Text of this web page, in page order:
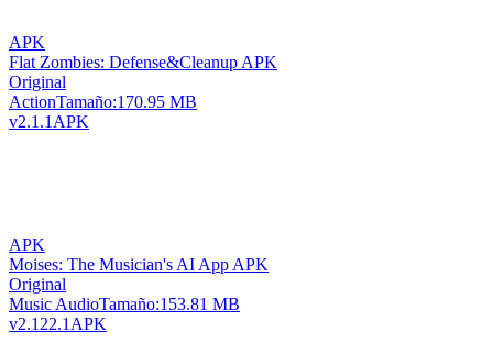
APK
Flat Zombies: Defense&Cleanup APK
Original
ActionTamaño:170.95 MB
v2.1.1 APK
APK
Moises: The Musician's AI App APK
Original
Music AudioTamaño:153.81 MB
v2.122.1 APK